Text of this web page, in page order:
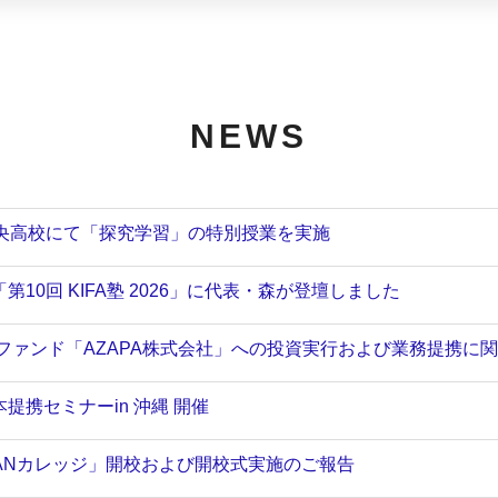
NEWS
高校にて「探究学習」の特別授業を実施
第10回 KIFA塾 2026」に代表・森が登壇しました
ァンド「AZAPA株式会社」への投資実行および業務提携に
提携セミナーin 沖縄 開催
カレッジ」開校および開校式実施のご報告